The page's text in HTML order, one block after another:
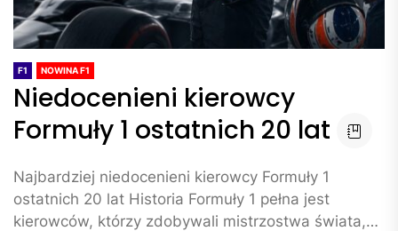
F1 NOWINA F1
Niedocenieni kierowcy
Formuły 1 ostatnich 20 lat
Najbardziej niedocenieni kierowcy Formuły 1
ostatnich 20 lat Historia Formuły 1 pełna jest
kierowców, którzy zdobywali mistrzostwa świata,